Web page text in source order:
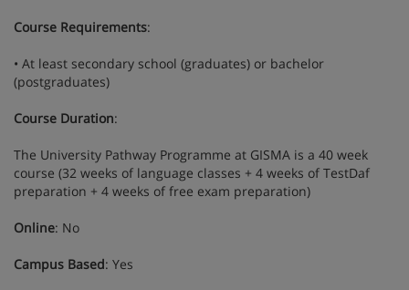
Course Requirements:
• At least secondary school (graduates) or bachelor
(postgraduates)
Course Duration:
The University Pathway Programme at GISMA is a 40 week
course (32 weeks of language classes + 4 weeks of TestDaf
preparation + 4 weeks of free exam preparation)
Online: No
Campus Based: Yes